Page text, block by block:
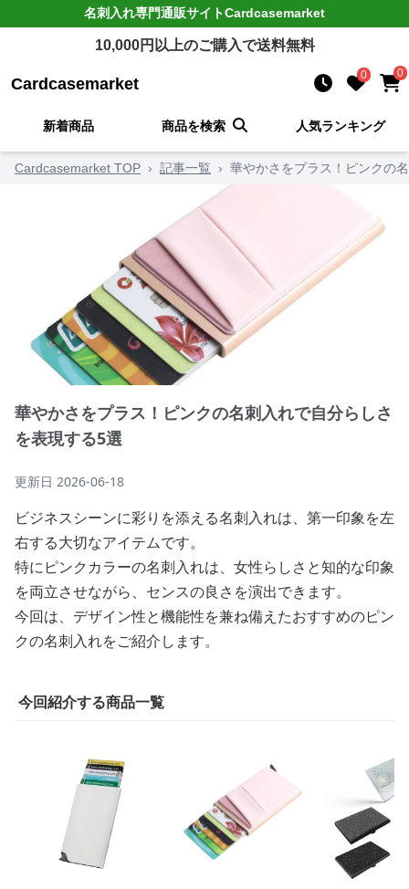
名刺入れ専門通販サイトCardcasemarket
10,000円以上のご購入で送料無料
Cardcasemarket 0 0
新着商品 商品を検索 人気ランキング
Cardcasemarket TOP › 記事一覧 › 華やかさをプラス！ピンクの
華やかさをプラス！ピンクの名刺入れで自分らしさ
を表現する5選
更新日 2026-06-18
ビジネスシーンに彩りを添える名刺入れは、第一印象を左
右する大切なアイテムです。
特にピンクカラーの名刺入れは、女性らしさと知的な印象
を両立させながら、センスの良さを演出できます。
今回は、デザイン性と機能性を兼ね備えたおすすめのピン
クの名刺入れをご紹介します。
今回紹介する商品一覧